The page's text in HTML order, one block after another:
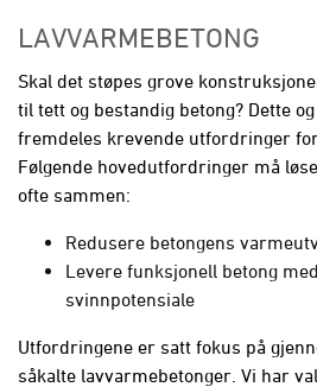
LAVVARMEBETONG
Skal det støpes grove
til tett og bestandig betong? Dette
fremdeles krevende utfordringer
Følgende hovedutfordringer må
ofte sammen:
Redusere betongens
Levere funksjonell betong
svinnpotensiale
Utfordringene er satt fokus på
såkalte lavvarmebetonger. Vi har